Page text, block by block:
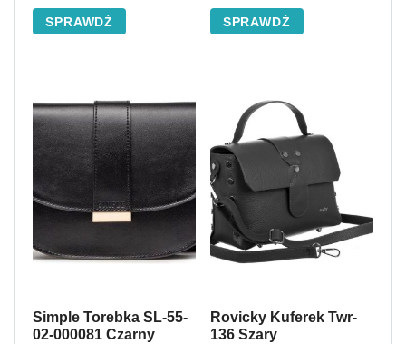
SPRAWDŹ SPRAWDŹ
Simple Torebka SL-55-
02-000081 Czarny
Rovicky Kuferek Twr-
136 Szary